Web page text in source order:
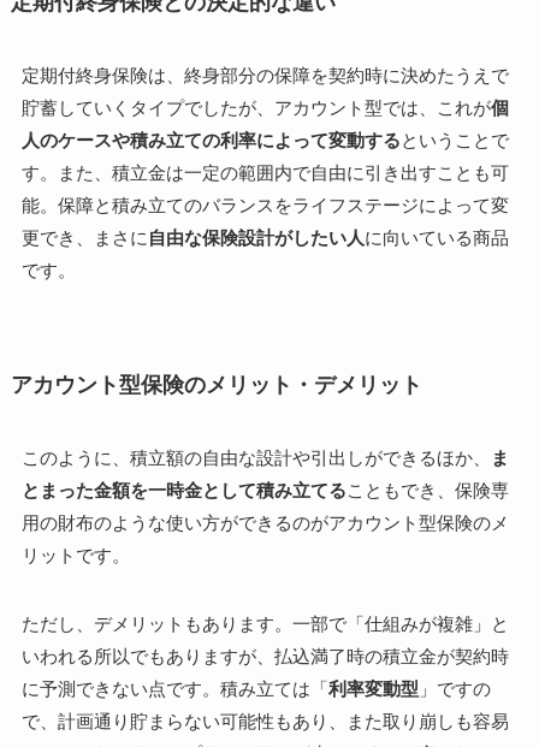
定期付終身保険は、終身部分の保障を契約時に決めたうえで
貯蓄していくタイプでしたが、アカウント型では、これが個
人のケースや積み立ての利率によって変動するということで
す。また、積立金は一定の範囲内で自由に引き出すことも可
能。保障と積み立てのバランスをライフステージによって変
更でき、まさに 自由な保険設計がしたい人に向いている商品
です。
アカウント型保険のメリット・デメリット
このように、積立額の自由な設計や引出しができるほか、
ま
とまった金額を一時金として積み立てることもでき、保険専
用の財布のような使い方ができるのがアカウント型保険のメ
リットです。
ただし、デメリットもあります。一部で「仕組みが複雑」と
いわれる所以でもありますが、払込満了時の積立金が契約時
に予測できない点です。積み立ては「 利率変動型 」ですの
で、計画通り貯まらない可能性もあり、また取り崩しも容易